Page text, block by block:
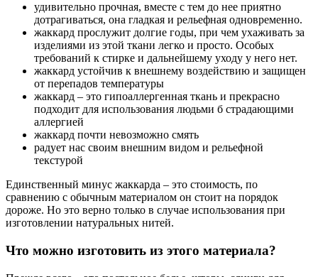
удивительно прочная, вместе с тем до нее приятно
дотрагиваться, она гладкая и рельефная одновременно.
жаккард прослужит долгие годы, при чем ухаживать за
изделиями из этой ткани легко и просто. Особых
требований к стирке и дальнейшему уходу у него нет.
жаккард устойчив к внешнему воздействию и защищен
от перепадов температуры
жаккард – это гипоаллергенная ткань и прекрасно
подходит для использования людьми б страдающими
аллергией
жаккард почти невозможно смять
радует нас своим внешним видом и рельефной
текстурой
Единственный минус жаккарда – это стоимость, по
сравнению с обычным материалом он стоит на порядок
дороже. Но это верно только в случае использования при
изготовлении натуральных нитей.
Что можно изготовить из этого материала?